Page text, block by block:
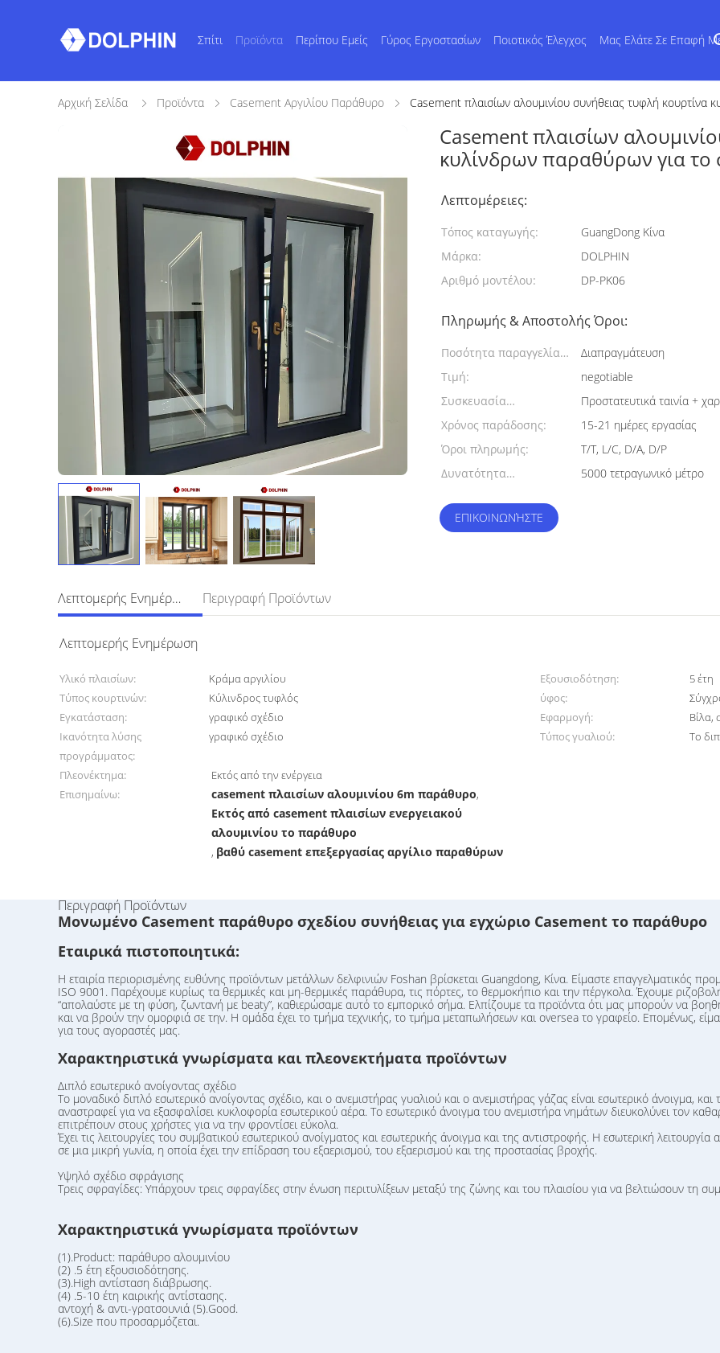
Σπίτι Προϊόντα Περίπου Εμείς Γύρος Εργοστασίων Ποιοτικός Έλεγχος Μας Ελάτε Σε Επαφή
Αρχική Σελίδα Προϊόντα Casement Αργιλίου Παράθυρο Casement πλαισίων αλουμινίου συνήθειας τυφλή κουρτίνα
Casement πλαισίων
κυλίνδρων παραθύρων για το
Λεπτομέρειες:
Τόπος καταγωγής:
GuangDong Κίνα
Μάρκα:
DOLPHIN
Αριθμό μοντέλου:
DP-PK06
Πληρωμής & Αποστολής Όροι:
Ποσότητα παραγγελίας
min:
Διαπραγμάτευση
Τιμή:
negotiable
Συσκευασία
λεπτομέρειες:
Προστατευτικά ταινία +
Χρόνος παράδοσης:
15-21 ημέρες εργασίας
Όροι πληρωμής:
T/T, L/C, D/A, D/P
Δυνατότητα
5000 τετραγωνικό μέτρο
ΕΠΙΚΟΙΝΩΝΉΣΤΕ
Λεπτομερής Ενημέρωση Περιγραφή Προϊόντων
Λεπτομερής Ενημέρωση
Υλικό πλαισίων: Κράμα αργιλίου Εξουσιοδότηση:
5 έτη
Τύπος κουρτινών:
Κύλινδρος τυφλός ύφος:
Εγκατάσταση:
γραφικό σχέδιο Εφαρμογή:
Βίλα,
Ικανότητα λύσης
προγράμματος:
γραφικό σχέδιο Τύπος γυαλιού: Το
Πλεονέκτημα:
Εκτός από την ενέργεια
Επισημαίνω:
casement πλαισίων αλουμινίου 6m παράθυρο,
Εκτός από casement πλαισίων ενεργειακού
αλουμινίου το παράθυρο
, βαθύ casement επεξεργασίας αργίλιο παραθύρων
Περιγραφή Προϊόντων
Μονωμένο Casement παράθυρο σχεδίου συνήθειας για εγχώριο Casement το παράθυρο
Εταιρικά πιστοποιητικά:
Η εταιρία περιορισμένης ευθύνης προϊόντων μετάλλων δελφινιών Foshan βρίσκεται Guangdong, Κίνα. Είμαστε επαγγελματικός
ISO 9001. Παρέχουμε κυρίως τα θερμικές και μη-θερμικές παράθυρα, τις πόρτες, το θερμοκήπιο και την πέργκολα. Έχουμε
“απολαύστε με τη φύση, ζωντανή με beaty”, καθιερώσαμε αυτό το εμπορικό σήμα. Ελπίζουμε τα προϊόντα ότι μας μπορούν να
και να βρούν την ομορφιά σε την. Η ομάδα έχει το τμήμα τεχνικής, το τμήμα μεταπωλήσεων και oversea το γραφείο. Επομένως,
για τους αγοραστές μας.
Χαρακτηριστικά γνωρίσματα και πλεονεκτήματα προϊόντων
Διπλό εσωτερικό ανοίγοντας σχέδιο
Το μοναδικό διπλό εσωτερικό ανοίγοντας σχέδιο, και ο ανεμιστήρας γυαλιού και ο ανεμιστήρας γάζας είναι εσωτερικό άνοιγμα,
αναστραφεί για να εξασφαλίσει κυκλοφορία εσωτερικού αέρα. Το εσωτερικό άνοιγμα του ανεμιστήρα νημάτων διευκολύνει τον
επιτρέπουν στους χρήστες για να την φροντίσει εύκολα.
Έχει τις λειτουργίες του συμβατικού εσωτερικού ανοίγματος και εσωτερικής άνοιγμα και της αντιστροφής. Η εσωτερική
σε μια μικρή γωνία, η οποία έχει την επίδραση του εξαερισμού, του εξαερισμού και της προστασίας βροχής.
Υψηλό σχέδιο σφράγισης
Τρεις σφραγίδες: Υπάρχουν τρεις σφραγίδες στην ένωση περιτυλίξεων μεταξύ της ζώνης και του πλαισίου για να βελτιώσουν τη
Χαρακτηριστικά γνωρίσματα προϊόντων
(1).Product: παράθυρο αλουμινίου
(2) .5 έτη εξουσιοδότησης.
(3).High αντίσταση διάβρωσης.
(4) .5-10 έτη καιρικής αντίστασης.
αντοχή & αντι-γρατσουνιά (5).Good.
(6).Size που προσαρμόζεται.